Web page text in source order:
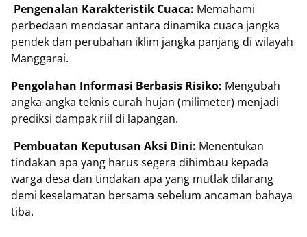
Pengenalan Karakteristik Cuaca: Memahami
perbedaan mendasar antara dinamika cuaca jangka
pendek dan perubahan iklim jangka panjang di wilayah
Manggarai.
Pengolahan Informasi Berbasis Risiko: Mengubah
angka-angka teknis curah hujan (milimeter) menjadi
prediksi dampak riil di lapangan.
Pembuatan Keputusan Aksi Dini: Menentukan
tindakan apa yang harus segera dihimbau kepada
warga desa dan tindakan apa yang mutlak dilarang
demi keselamatan bersama sebelum ancaman bahaya
tiba.